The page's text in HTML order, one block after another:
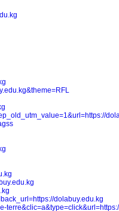
dolabuy.edu.kg